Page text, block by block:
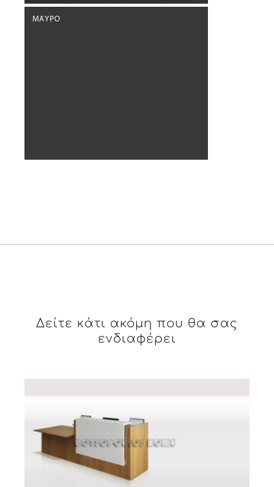
Δείτε κάτι ακόμη που θα σας
ενδιαφέρει
DETAILS